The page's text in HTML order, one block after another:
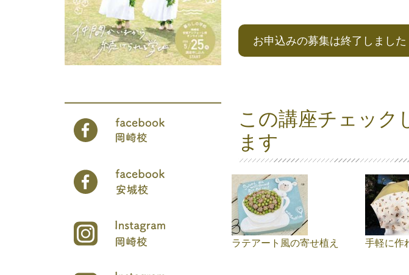
お申込みの募集は終了しました
この講座チェック
ます
ラテアート風の寄せ植え 手軽に作